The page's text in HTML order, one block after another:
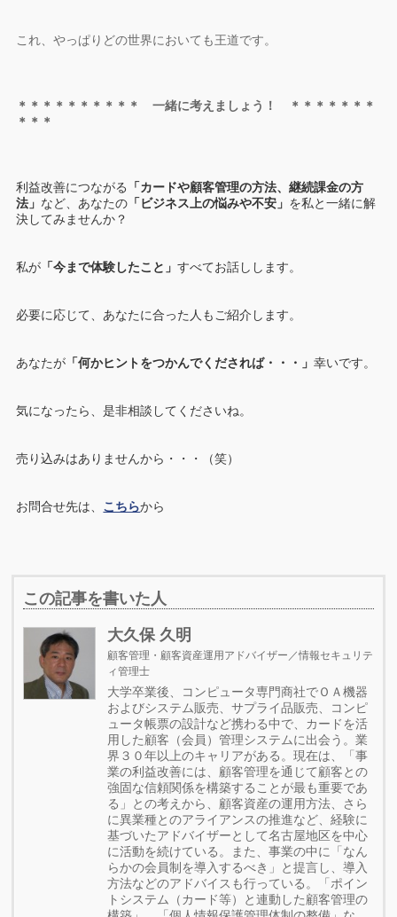
これ、やっぱりどの世界においても王道です。
＊＊＊＊＊＊＊＊＊＊ 一緒に考えましょう！ ＊＊＊＊＊＊＊
＊＊＊
利益改善につながる
「カードや顧客管理の方法、継続課金の方
法」 など、あなたの 「ビジネス上の悩みや不安」 を私と一緒に解
決してみませんか？
私が 「今まで体験したこと」すべてお話しします。
必要に応じて、あなたに合った人もご紹介します。
あなたが 「何かヒントをつかんでくだされば・・・」幸いです。
気になったら、是非相談してくださいね。
売り込みはありませんから・・・（笑）
お問合せ先は、 こちらから
この記事を書いた人
大久保 久明
顧客管理・顧客資産運用アドバイザー／情報セキュリテ
ィ管理士
大学卒業後、コンピュータ専門商社でＯＡ機器
およびシステム販売、サプライ品販売、コンピ
ュータ帳票の設計など携わる中で、カードを活
用した顧客（会員）管理システムに出会う。業
界３０年以上のキャリアがある。現在は、「事
業の利益改善には、顧客管理を通じて顧客との
強固な信頼関係を構築することが最も重要であ
る」との考えから、顧客資産の運用方法、さら
に異業種とのアライアンスの推進など、経験に
基づいたアドバイザーとして名古屋地区を中心
に活動を続けている。また、事業の中に「なん
らかの会員制を導入するべき」と提言し、導入
方法などのアドバイスも行っている。「ポイン
トシステム（カード等）と連動した顧客管理の